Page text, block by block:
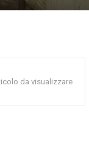
da visualizzare